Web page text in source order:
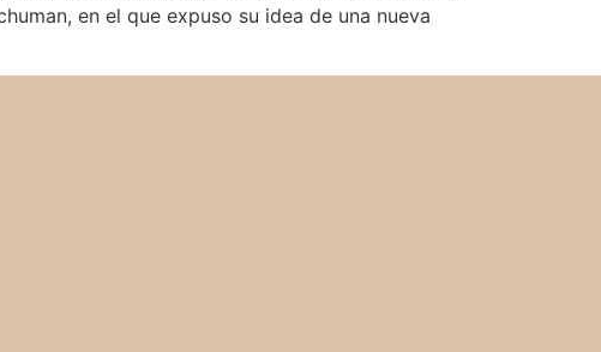
en el que expuso su idea de una nueva